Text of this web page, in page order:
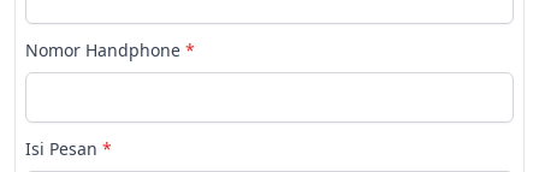
Nomor Handphone *
Isi Pesan *